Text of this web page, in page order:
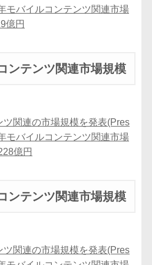
モバイルコンテンツ関連市場
億円
ンテンツ関連市場規模
ツ関連の市場規模を発表(Pres
モバイルコンテンツ関連市場
億円
ンテンツ関連市場規模
ツ関連の市場規模を発表(Pres